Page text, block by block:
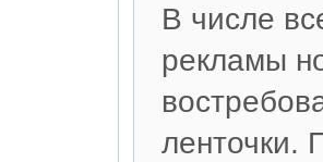
В числе
рекламы
ленточки.